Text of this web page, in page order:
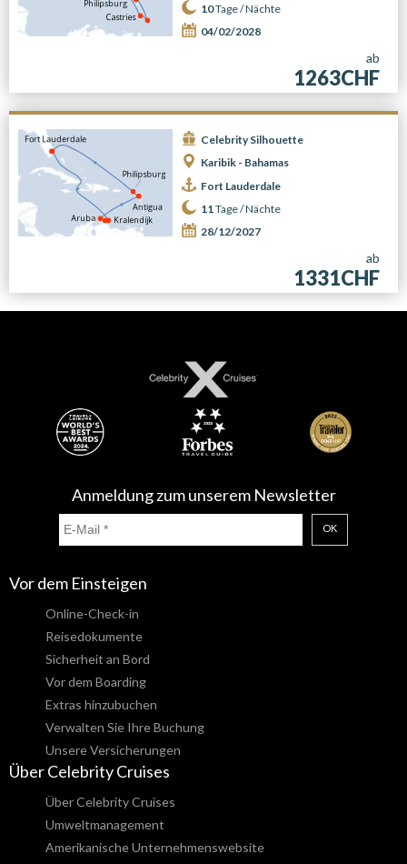
10Tage /Nächte
04/02/2028
ab
1263CHF
Celebrity Silhouette
Karibik - Bahamas
Fort Lauderdale
11 Tage /Nächte
28/12/2027
ab
1331CHF
Anmeldung zum unserem Newsletter
OK
Vor dem Einsteigen
Online-Check-in
Reisedokumente
Sicherheit an Bord
Vor dem Boarding
Extras hinzubuchen
Verwalten Sie Ihre Buchung
Unsere Versicherungen
Über Celebrity Cruises
Über Celebrity Cruises
Umweltmanagement
Amerikanische Unternehmenswebsite